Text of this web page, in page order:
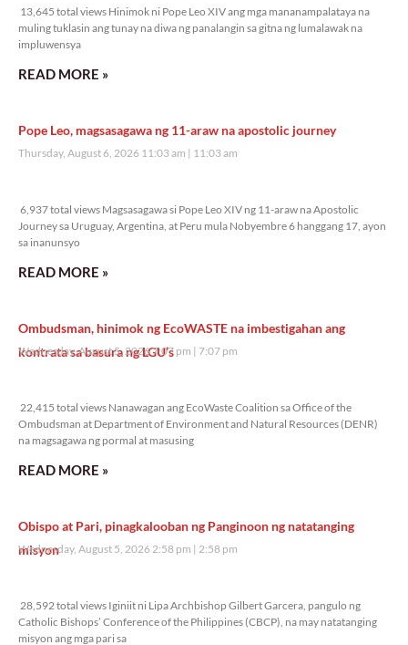
13,645 total views Hinimok ni Pope Leo XIV ang mga mananampalataya na
muling tuklasin ang tunay na diwa ng panalangin sa gitna ng lumalawak na
impluwensya
READ MORE »
Pope Leo, magsasagawa ng 11-araw na apostolic journey
Thursday, August 6, 2026 11:03 am 11:03 am
6,937 total views Magsasagawa si Pope Leo XIV ng 11-araw na Apostolic
Journey sa Uruguay, Argentina, at Peru mula Nobyembre 6 hanggang 17, ayon
sa inanunsyo
READ MORE »
Ombudsman, hinimok ng EcoWASTE na imbestigahan ang
kontrata sa basura ng LGU’s
Wednesday, August 5, 2026 7:07 pm 7:07 pm
22,415 total views Nanawagan ang EcoWaste Coalition sa Office of the
Ombudsman at Department of Environment and Natural Resources (DENR)
na magsagawa ng pormal at masusing
READ MORE »
Obispo at Pari, pinagkalooban ng Panginoon ng natatanging
misyon
Wednesday, August 5, 2026 2:58 pm 2:58 pm
28,592 total views Iginiit ni Lipa Archbishop Gilbert Garcera, pangulo ng
Catholic Bishops’ Conference of the Philippines (CBCP), na may natatanging
misyon ang mga pari sa